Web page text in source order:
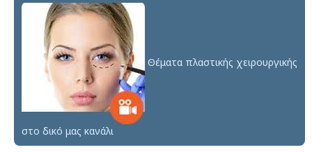
Θέματα πλαστικής χειρουργικής
στο δικό μας κανάλι